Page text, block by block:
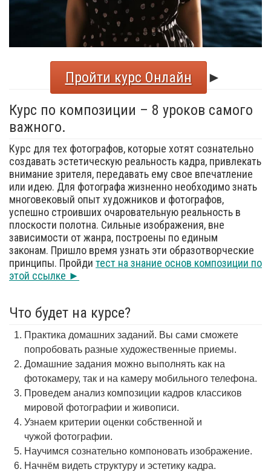
Пройти курс Онлайн
►
Курс по композиции – 8 уроков самого
важного.
Курс для тех фотографов, которые хотят сознательно
создавать эстетическую реальность кадра, привлекать
внимание зрителя, передавать ему свое впечатление
или идею. Для фотографа жизненно необходимо знать
многовековый опыт художников и фотографов,
успешно строивших очаровательную реальность в
плоскости полотна. Сильные изображения, вне
зависимости от жанра, построены по единым
законам. Пришло время узнать эти образотворческие
принципы. Пройди тест на знание основ композиции по
этой ссылке ►
Что будет на курсе?
Практика домашних заданий. Вы сами сможете
попробовать разные художественные приемы.
Домашние задания можно выполнять как на
фотокамеру, так и на камеру мобильного телефона.
Проведем анализ композиции кадров классиков
мировой фотографии и живописи.
Узнаем критерии оценки собственной и
чужой фотографии.
Научимся сознательно компоновать изображение.
Начнём видеть структуру и эстетику кадра.